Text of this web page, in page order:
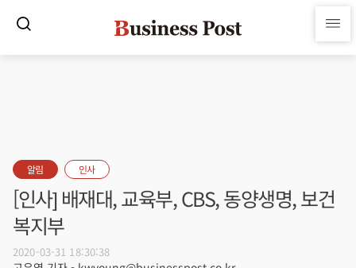
알림 인사
[인사] 배재대, 교육부, CBS, 동양생명, 보건
복지부
2020-03-31 18:30:38